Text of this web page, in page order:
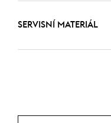
SERVISNÍ MATERIÁL